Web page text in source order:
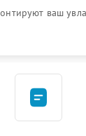
ваш